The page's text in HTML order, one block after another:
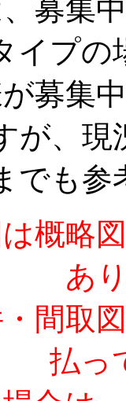
集中
イプの
募集
が、現
でも参
概略
あ
間取
払っ